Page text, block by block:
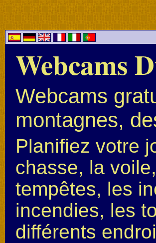
Webcams
Webcams
montagnes,
Planifiez votre
chasse, la
tempêtes, les
incendies, les
différents